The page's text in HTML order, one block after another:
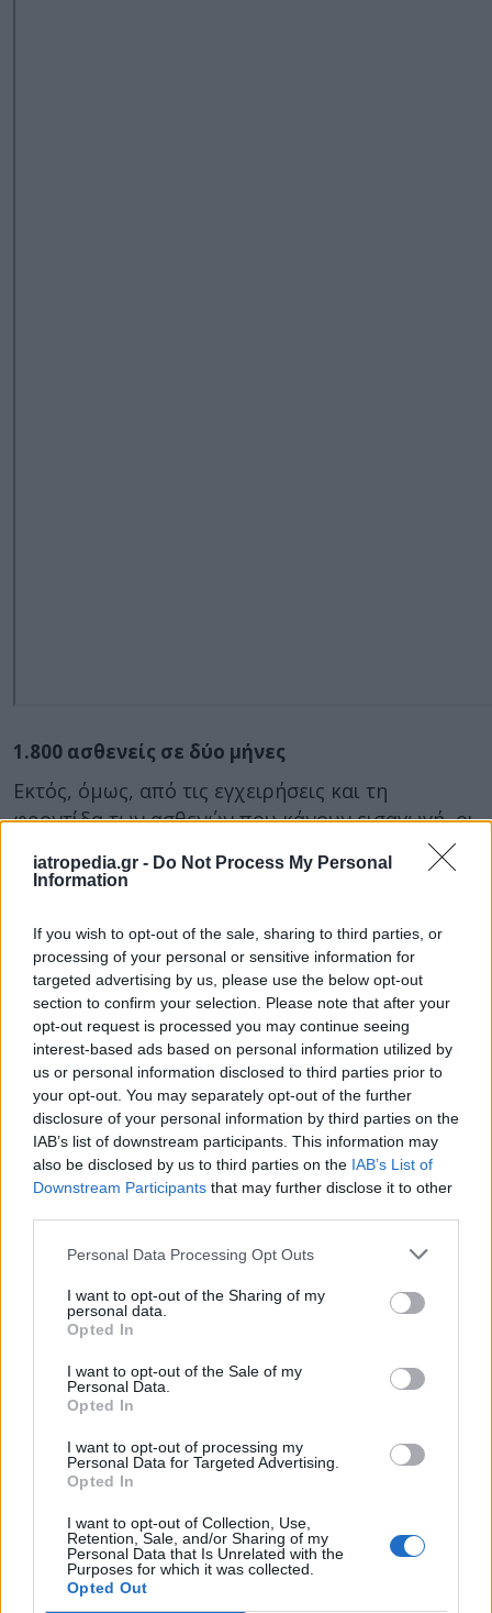
iatropedia.gr - Do Not Process My Personal
Information
If you wish to opt-out of the sale, sharing to third parties, or
processing of your personal or sensitive information for
targeted advertising by us, please use the below opt-out
section to confirm your selection. Please note that after your
opt-out request is processed you may continue seeing
interest-based ads based on personal information utilized by
us or personal information disclosed to third parties prior to
your opt-out. You may separately opt-out of the further
disclosure of your personal information by third parties on the
IAB’s list of downstream participants. This information may
also be disclosed by us to third parties on the IAB’s List of
Downstream Participants that may further disclose it to other
Personal Data Processing Opt Outs
I want to opt-out of the Sharing of my
personal data.
Opted In
I want to opt-out of the Sale of my
Personal Data.
Opted In
I want to opt-out of processing my
Personal Data for Targeted Advertising.
Opted In
I want to opt-out of Collection, Use,
Retention, Sale, and/or Sharing of my
Personal Data that Is Unrelated with the
Purposes for which it was collected.
Opted Out
1.800 ασθενείς σε δύο μήνες
Εκτός, όμως, από τις εγχειρήσεις και τη
φροντίδα των ασθενών που κάνουν εισαγωγή, οι
εφημερεύουν
από 15 ημέρες ο καθένας τον μήνα. Εξετάζουν
Τακτικό Ορθοπεδικό Ιατρείο και
διεκπεραιώνουν όλες τις άλλες εργασίες (π.χ.
συμπλήρωμα εγγράφων) της Κλινικής. Και αυτό,
διότι η Κλινική τους δεν διαθέτει ούτε
ειδικευόμενους ιατρούς, ούτε ξεχωριστό
νοσηλευτικό προσωπικό.
Έτσι, οι δύο γιατροί εξέτασαν το τελευταίο
δίμηνο:
Περισσότερους από 1.650 ορθοπεδικούς
ασθενείς στο Τμήμα Επειγόντων
Περιστατικών (ΤΕΠ).
Τακτικό Ορθοπεδικό Ιατρείο.
Οι δύο γιατροί παρέστησαν επίσης στην
τοποθέτηση γύψου στους 250 από τους ασθενείς
που είχαν διακομισθεί στο ΤΕΠ. Το δε τακτικό
κάποιος να διαχειριστεί την ομαλή ροή των
περιστατικών. Μοιραία λοιπόν υπήρξαν και
εντάσεις μεταξύ των ασθενών
Σημειώνεται ότι η Ορθοπεδική Κλινική στο
Νοσοκομείο Ζακύνθου λειτουργεί μαζί με την